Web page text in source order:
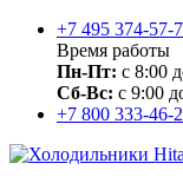
+7 495 374-57-
Время работы
Пн-Пт: с 8:00
Сб-Вс: с 9:00
+7 800 333-46-